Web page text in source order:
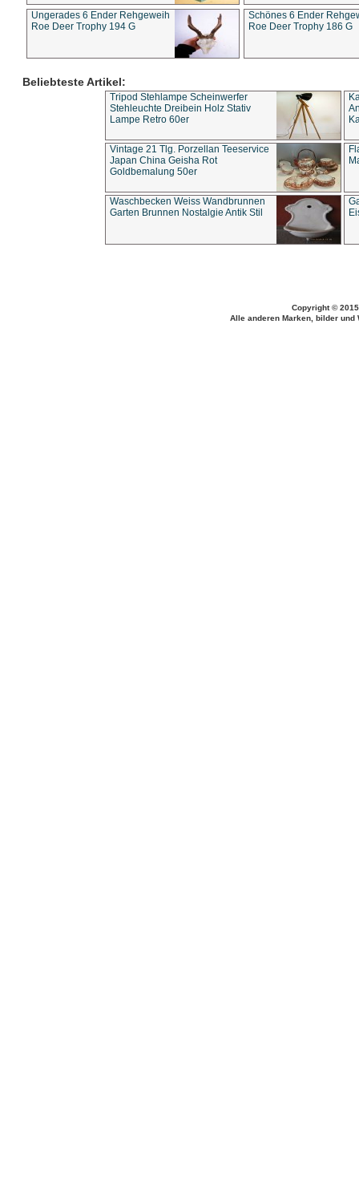
Ungerades 6 Ender Rehgeweih
Roe Deer Trophy 194 G
Schönes 6 Ender
Roe Deer Trophy 186 G
Beliebteste Artikel:
Tripod Stehlampe Scheinwerfer
Stehleuchte Dreibein Holz Stativ
Lampe Retro 60er
Vintage 21 Tlg. Porzellan Teeservice
Japan China Geisha Rot
Goldbemalung 50er
Waschbecken Weiss Wandbrunnen
Garten Brunnen Nostalgie Antik Stil
Copyright ©
Alle anderen Marken, bilder und